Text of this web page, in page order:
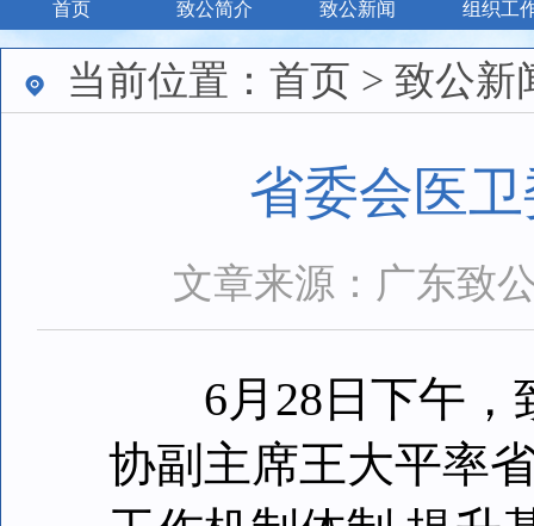
首页 致公简介 致公新闻 组织工
当前位置：首页 > 致公新
省委会医
文章来源：广东致
6月28日下午，
协副主席王大平率